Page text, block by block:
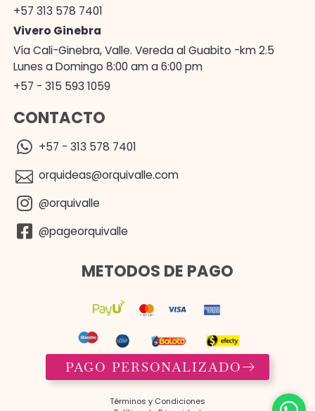
+57 313 578 7401
Vivero Ginebra
Vía Cali-Ginebra, Valle. Vereda al Guabito -km 2.5
Lunes a Domingo 8:00 am a 6:00 pm
+57 - 315 593 1059
CONTACTO
+57 - 313 578 7401
orquideas@orquivalle.com
@orquivalle
@pageorquivalle
METODOS DE PAGO
PAGO PERSONALIZADO
Términos y Condiciones​